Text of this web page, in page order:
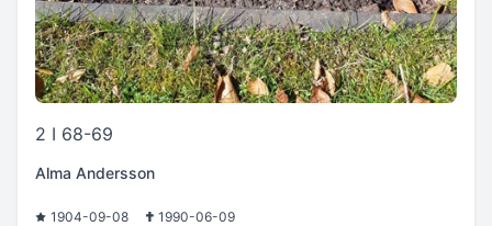
2 I 68-69
Alma Andersson
1904-09-08
1990-06-09